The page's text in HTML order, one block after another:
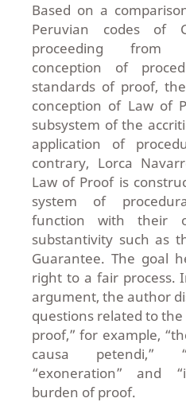
Based on a
Peruvian codes of
proceeding from
conception of
standards of proof,
conception of Law of
subsystem of the
application of
contrary, Lorca
Law of Proof is
system of
function with their
substantivity such as
Guarantee. The goal
right to a fair process.
argument, the author
questions related to
proof,” for example,
causa petendi,”
“exoneration” and
burden of proof.